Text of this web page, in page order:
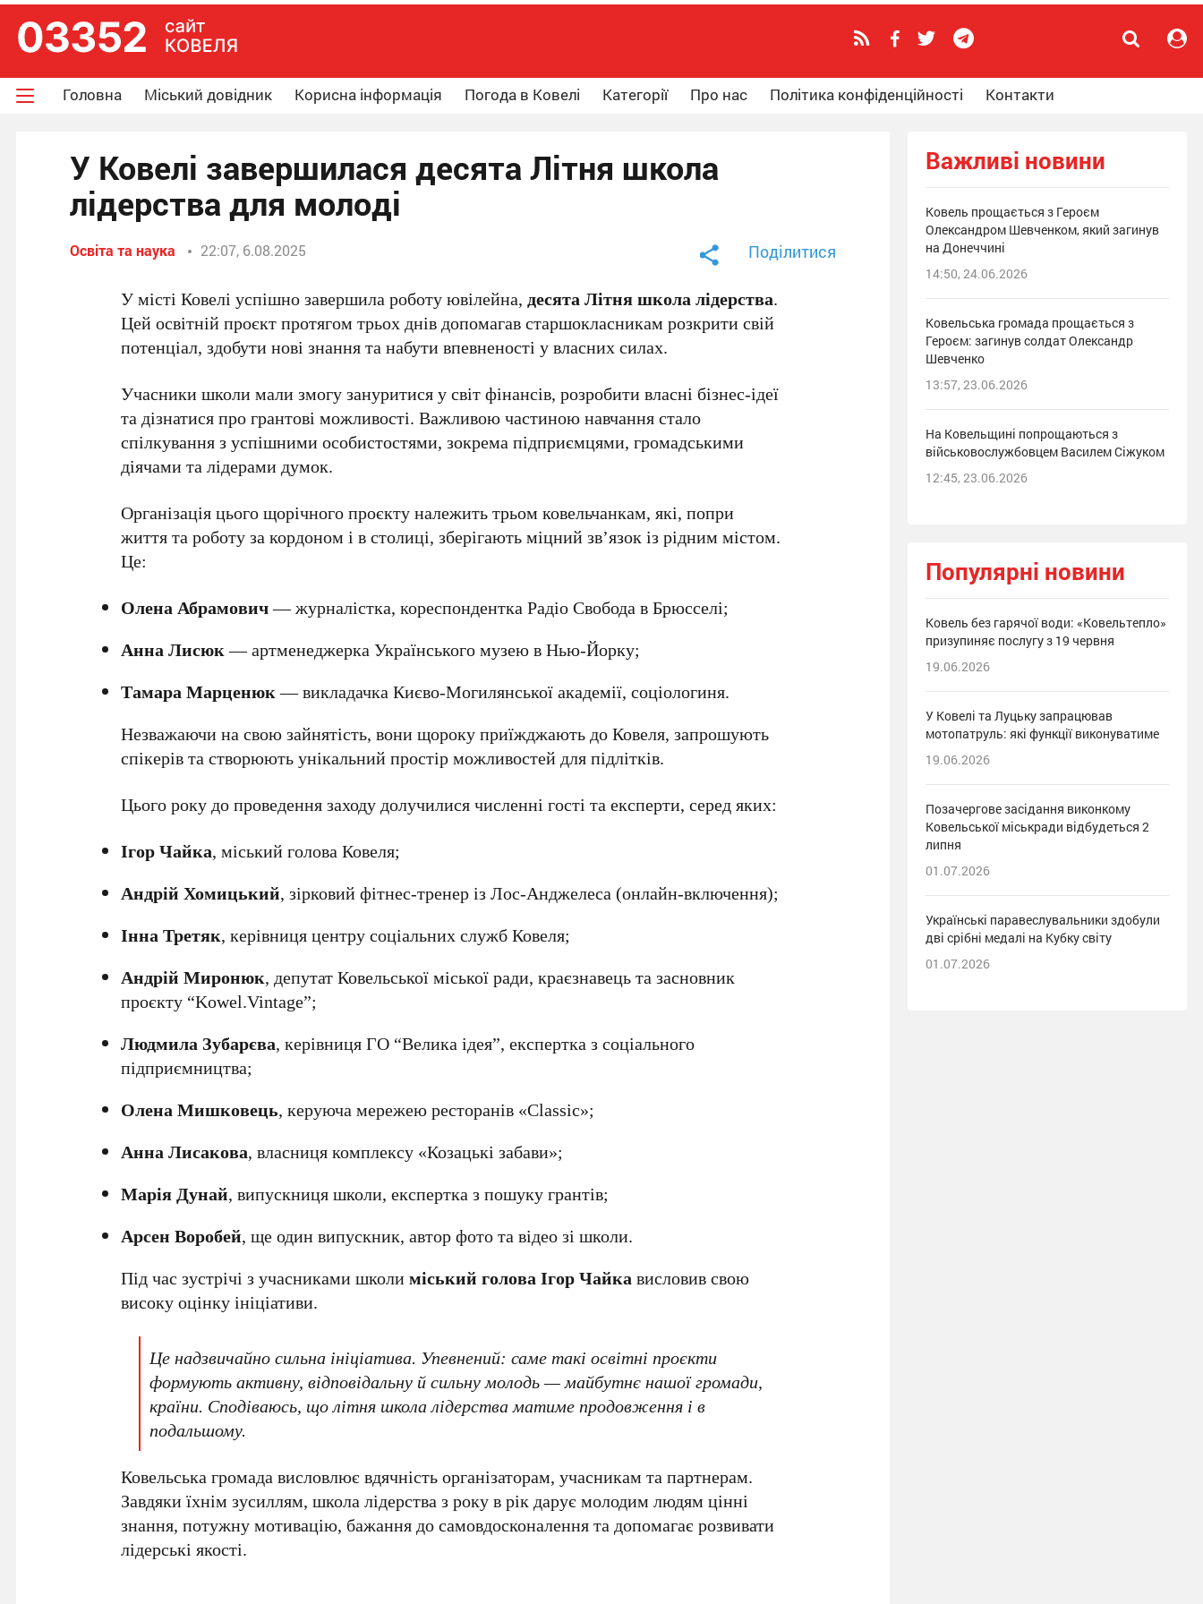
Головна Міський довідник Корисна інформація Погода в Ковелі Категорії Про нас Політика конфіденційності Контакти
У Ковелі завершилася десята Літня школа
лідерства для молоді
Освіта та наука 22:07, 6.08.2025 Поділитися
У місті Ковелі успішно завершила роботу ювілейна,десята Літня школа лідерства.
Цей освітній проєкт протягом трьох днів допомагав старшокласникам розкрити свій
потенціал, здобути нові знання та набути впевненості у власних силах.
Учасники школи мали змогу зануритися у світ фінансів, розробити власні бізнес-ідеї
та дізнатися про грантові можливості. Важливою частиною навчання стало
спілкування з успішними особистостями, зокрема підприємцями, громадськими
діячами та лідерами думок.
Організація цього щорічного проєкту належить трьом ковельчанкам, які, попри
життя та роботу за кордоном і в столиці, зберігають міцний зв’язок із рідним містом.
Це:
Олена Абрамович— журналістка, кореспондентка Радіо Свобода в Брюсселі;
Анна Лисюк— артменеджерка Українського музею в Нью-Йорку;
Тамара Марценюк— викладачка Києво-Могилянської академії, соціологиня.
Незважаючи на свою зайнятість, вони щороку приїжджають до Ковеля, запрошують
спікерів та створюють унікальний простір можливостей для підлітків.
Цього року до проведення заходу долучилися численні гості та експерти, серед яких:
Ігор Чайка, міський голова Ковеля;
Андрій Хомицький, зірковий фітнес-тренер із Лос-Анджелеса (онлайн-включення);
Інна Третяк, керівниця центру соціальних служб Ковеля;
Андрій Миронюк, депутат Ковельської міської ради, краєзнавець та засновник
проєкту “Kowel.Vintage”;
Людмила Зубарєва, керівниця ГО “Велика ідея”, експертка з соціального
підприємництва;
Олена Мишковець, керуюча мережею ресторанів «Classic»;
Анна Лисакова, власниця комплексу «Козацькі забави»;
Марія Дунай, випускниця школи, експертка з пошуку грантів;
Арсен Воробей, ще один випускник, автор фото та відео зі школи.
Під час зустрічі з учасниками школиміський голова Ігор Чайкависловив свою
високу оцінку ініціативи.
Це надзвичайно сильна ініціатива. Упевнений: саме такі освітні проєкти
формують активну, відповідальну й сильну молодь — майбутнє нашої громади,
країни. Сподіваюсь, що літня школа лідерства матиме продовження і в
подальшому.
Ковельська громада висловлює вдячність організаторам, учасникам та партнерам.
Завдяки їхнім зусиллям, школа лідерства з року в рік дарує молодим людям цінні
знання, потужну мотивацію, бажання до самовдосконалення та допомагає розвивати
лідерські якості.
Важливі новини
Ковель прощається з Героєм
Олександром Шевченком, який загинув
на Донеччині
14:50, 24.06.2026
Ковельська громада прощається з
Героєм: загинув солдат Олександр
Шевченко
13:57, 23.06.2026
На Ковельщині попрощаються з
військовослужбовцем Василем Сіжуком
12:45, 23.06.2026
Популярні новини
Ковель без гарячої води: «Ковельтепло»
призупиняє послугу з 19 червня
19.06.2026
У Ковелі та Луцьку запрацював
мотопатруль: які функції виконуватиме
19.06.2026
Позачергове засідання виконкому
Ковельської міськради відбудеться 2
липня
01.07.2026
Українські паравеслувальники здобули
дві срібні медалі на Кубку світу
01.07.2026